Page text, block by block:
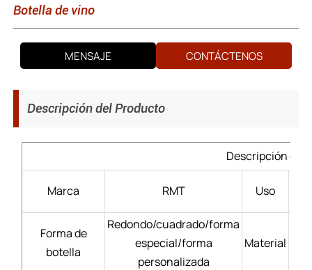
Botella de vino
MENSAJE CONTÁCTENOS
Descripción del Producto
Descripción del
Marca RMT Uso
Forma de
botella
Redondo/cuadrado/forma
especial/forma
personalizada
Material